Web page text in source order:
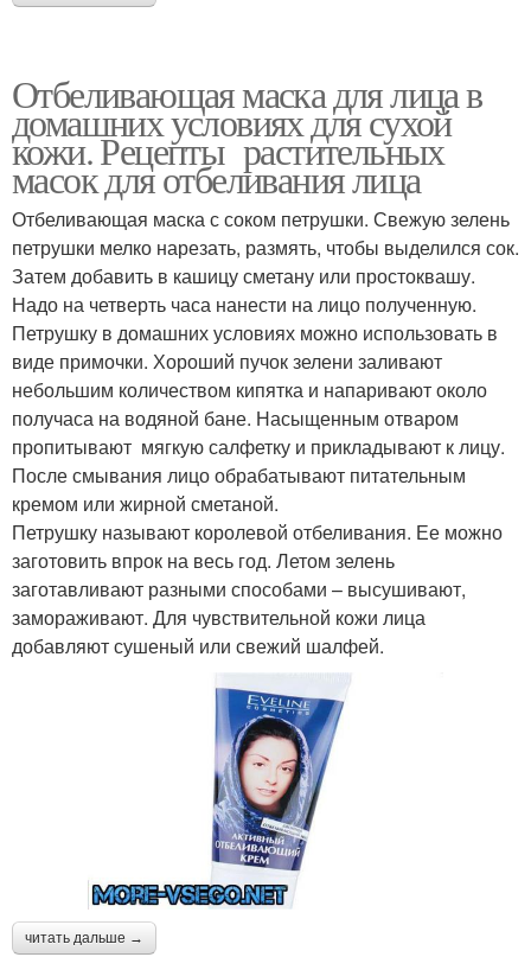
Отбеливающая маска для лица в
домашних условиях для сухой
кожи. Рецепты растительных
масок для отбеливания лица
Отбеливающая маска с соком петрушки. Свежую зелень
петрушки мелко нарезать, размять, чтобы выделился сок.
Затем добавить в кашицу сметану или простоквашу.
Надо на четверть часа нанести на лицо полученную.
Петрушку в домашних условиях можно использовать в
виде примочки. Хороший пучок зелени заливают
небольшим количеством кипятка и напаривают около
получаса на водяной бане. Насыщенным отваром
пропитывают мягкую салфетку и прикладывают к лицу.
После смывания лицо обрабатывают питательным
кремом или жирной сметаной.
Петрушку называют королевой отбеливания. Ее можно
заготовить впрок на весь год. Летом зелень
заготавливают разными способами – высушивают,
замораживают. Для чувствительной кожи лица
добавляют сушеный или свежий шалфей.
читать дальше →